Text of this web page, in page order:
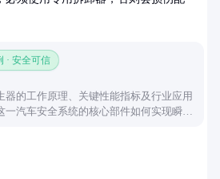
· 安全可信
器的工作原理、关键性能指标及行业应用
一汽车安全系统的核心部件如何实现瞬间